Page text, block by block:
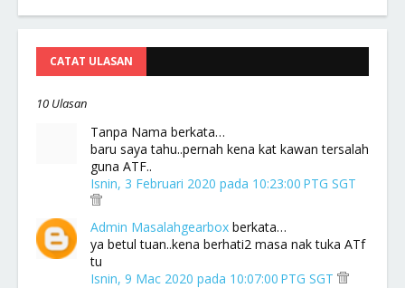
CATAT ULASAN
10 Ulasan
Tanpa Nama berkata…
baru saya tahu..pernah kena kat kawan tersalah
guna ATF..
Isnin, 3 Februari 2020 pada 10:23:00 PTG SGT
Admin Masalahgearbox berkata…
ya betul tuan..kena berhati2 masa nak tuka ATf
tu
Isnin, 9 Mac 2020 pada 10:07:00 PTG SGT